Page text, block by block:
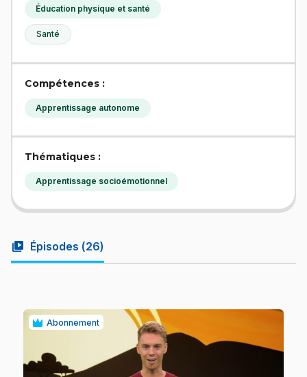
Éducation physique et santé
Santé
Compétences :
Apprentissage autonome
Thématiques :
Apprentissage socioémotionnel
video_library Épisodes (26)
Abonnement